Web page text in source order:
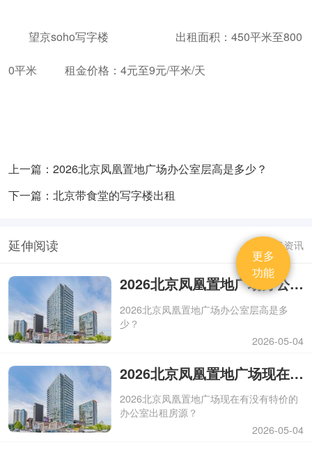
望京soho写字楼 出租面积：450平米至800
0平米 租金价格：4元至9元/平米/天
上一篇：2026北京凤凰置地广场办公室层高是多少？
下一篇：北京带食堂的写字楼出租
延伸阅读 更多资讯
2026北京凤凰置地广场办公室层高是多少？
2026北京凤凰置地广场办公室层高是多
少？
2026-05-04
2026北京凤凰置地广场现在有没有特价的办公室出租房源？
2026北京凤凰置地广场现在有没有特价的
办公室出租房源？
2026-05-04
更多
功能